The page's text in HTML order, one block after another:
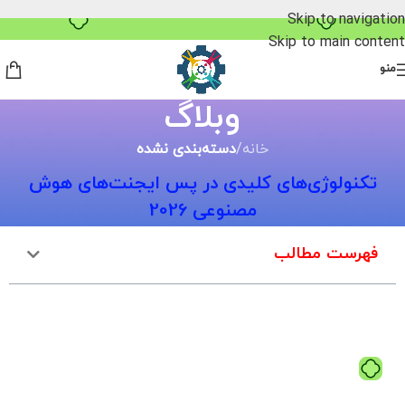
خرید قسطی با ترب‌پی
Skip to navigation
Skip to main content
منو
وبلاگ
خانه/دسته‌بندی نشده
تکنولوژی‌های کلیدی در پس ایجنت‌های هوش
مصنوعی 2026
فهرست مطالب